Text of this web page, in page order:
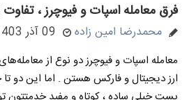
فرق معامله اسپات و فیوچرز ، تفاوت Spot و Futures
محمدرضا امین زاده 09 آذر 1403
معامله اسپات و فیوچرز دو نوع از
ارز دیجیتال و فارکس هستن . اما این دو